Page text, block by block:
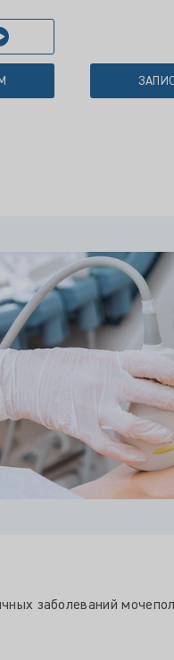
заболеваний